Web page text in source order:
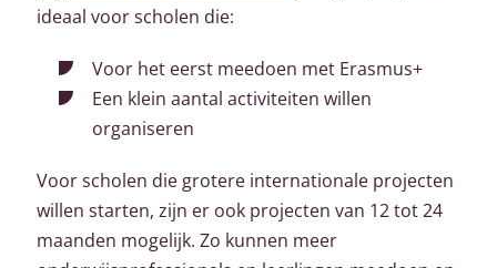
ideaal voor scholen die:
Voor het eerst meedoen met Erasmus+
Een klein aantal activiteiten willen
organiseren
Voor scholen die grotere internationale projecten
willen starten, zijn er ook projecten van 12 tot 24
maanden mogelijk. Zo kunnen meer